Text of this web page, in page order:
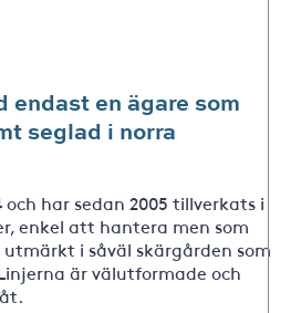
en ägare som
seglad i norra
har sedan 2005 tillverkats i
enkel att hantera men som
i såväl skärgården som
är välutformade och